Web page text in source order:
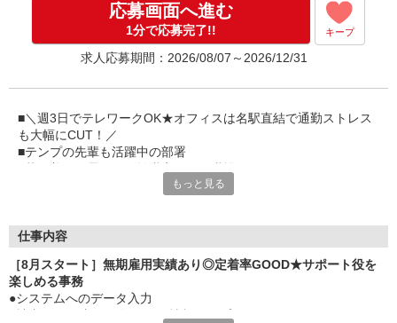
応募画面へ進む
1分で応募完了!! キープ
求人応募期間：2026/08/07～2026/12/31
■＼週3日でテレワークOK★オフィスは名駅直結で通勤ストレス
も大幅にCUT！／
■テンプの先輩も活躍中の部署
■気さくに声をかけてくれる方が多く『ここで働けて良かった』
■残業がないので帰りにそのままふらっとお買い物にも
もっと見る
仕事内容
［8月スタート］無期雇用実績あり◎定着率GOOD★サポート役を
楽しめる事務
●システムへのデータ入力